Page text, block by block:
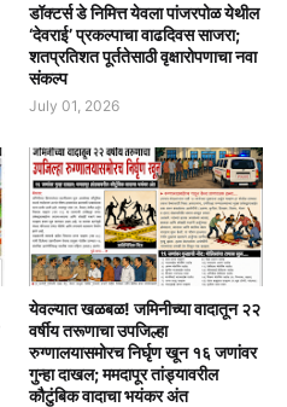
डॉक्टर्स डे निमित्त येवला पांजरपोळ येथील
‘देवराई’ प्रकल्पाचा वाढदिवस साजरा;
शतप्रतिशत पूर्ततेसाठी वृक्षारोपणाचा नवा
संकल्प
July 01, 2026
येवल्यात खळबळ! जमिनीच्या वादातून २२
वर्षीय तरूणाचा उपजिल्हा
रुग्णालयासमोरच निर्घृण खून १६ जणांवर
गुन्हा दाखल; ममदापूर तांड्यावरील
कौटुंबिक वादाचा भयंकर अंत